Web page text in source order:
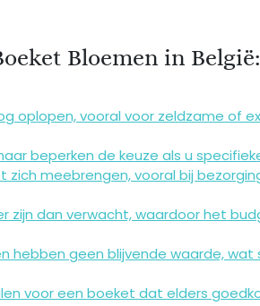
Bloemen in
oplopen, vooral voor zeldzame of
beperken de keuze als u
zich meebrengen, vooral bij
zijn dan verwacht, waardoor het
hebben geen blijvende waarde,
voor een boeket dat elders